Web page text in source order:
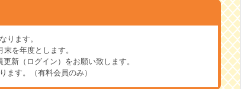
ります。
を年度とします。
新（ログイン）をお願い致します。
ます。（有料会員のみ）